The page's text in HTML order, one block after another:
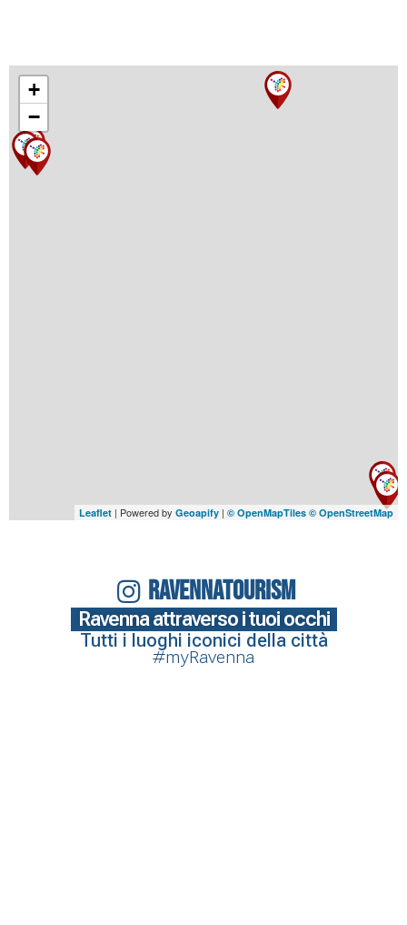
+
−
Leaflet | Powered by Geoapify | © OpenMapTiles © OpenStreetMap
RAVENNATOURISM
Ravenna attraverso i tuoi occhi
Tutti i luoghi iconici della città
#myRavenna